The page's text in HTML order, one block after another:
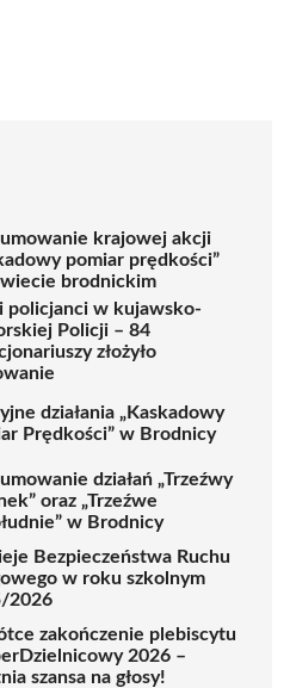
krajowej akcji
pomiar prędkości”
brodnickim
policjanci w kujawsko-
Policji – 84
złożyło
działania „Kaskadowy
Prędkości” w Brodnicy
działań „Trzeźwy
oraz „Trzeźwe
w Brodnicy
Bezpieczeństwa Ruchu
w roku szkolnym
2026
zakończenie plebiscytu
2026 –
szansa na głosy!